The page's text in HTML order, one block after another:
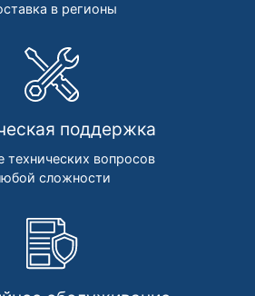
в регионы
поддержка
технических вопросов
сложности